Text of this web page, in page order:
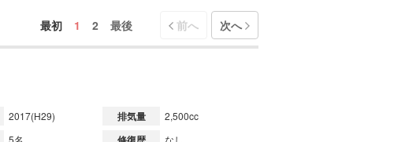
最初 1 2 最後 前へ 次へ
2017(H29) 排気量 2,500cc
5名 なし